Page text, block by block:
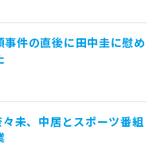
事件の直後に田中圭に慰め
未、中居とスポーツ番組